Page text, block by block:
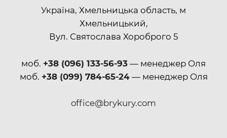
Україна, Хмельницька область, м
Хмельницький,
Вул. Святослава Хороброго 5
моб. +38 (096) 133-56-93 — менеджер Оля
моб. +38 (099) 784-65-24— менеджер Оля
office@brykury.com